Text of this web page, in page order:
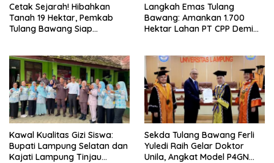
Cetak Sejarah! Hibahkan
Tanah 19 Hektar, Pemkab
Tulang Bawang Siap
Lampung
Langkah Emas Tulang
Bawang: Amankan 1.700
Hektar Lahan PT CPP Demi
Kawal Kualitas Gizi Siswa:
Bupati Lampung Selatan dan
Kajati Lampung Tinjau
Sekda Tulang Bawang Ferli
Yuledi Raih Gelar Doktor
Unila, Angkat Model P4GN